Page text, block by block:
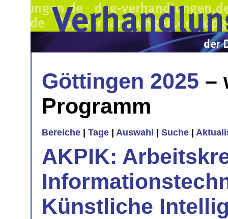
Göttingen 2025 –
Programm
Bereiche Tage Auswahl Suche
AKPIK:
Künstliche